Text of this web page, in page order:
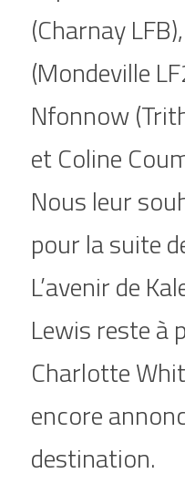
(Charnay
(Mondeville
Nfonnow
et Coline
Nous leur
pour la suite
L’avenir de
Lewis reste à
Charlotte
encore
destination.